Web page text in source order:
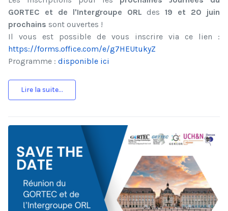
GORTEC et de l'Intergroupe ORL des19 et 20 juin
prochains sont ouvertes !
Il vous est possible de vous inscrire via ce lien :
https://forms.office.com/e/g7HEUtukyZ
Programme : disponible ici
Lire la suite...